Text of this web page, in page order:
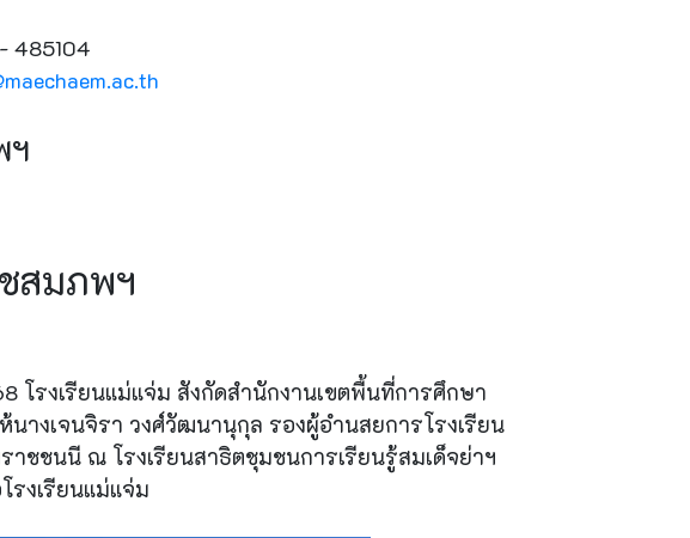
485104
ฯ
สมภพฯ
รงเรียนแม่แจ่ม สังกัดสำนักงานเขตพื้นที่การศึกษา
างเจนจิรา วงศ์วัฒนานุกุล รองผู้อำนสยการโรงเรียน
ชนนี ณ โรงเรียนสาธิตชุมชนการเรียนรู้สมเด็จย่าฯ
รงเรียนแม่แจ่ม